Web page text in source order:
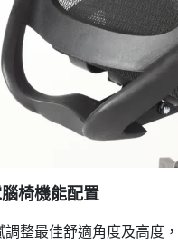
椅機能配置
整最佳舒適角度及高度